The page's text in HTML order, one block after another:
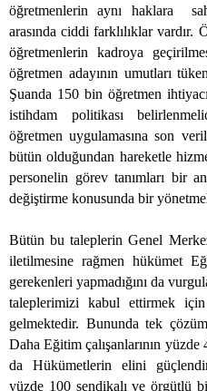
öğretmenlerin aynı haklara
arasında ciddi farklılıklar
öğretmenlerin kadroya
öğretmen adayının umutları
Şuanda 150 bin öğretmen
istihdam politikası
öğretmen uygulamasına son
bütün olduğundan hareketle
personelin görev tanımları bir
değiştirme konusunda bir
Bütün bu taleplerin Genel
iletilmesine rağmen hükümet
gerekenleri yapmadığını da
taleplerimizi kabul ettirmek için
gelmektedir. Bununda tek
Daha Eğitim çalışanlarının yüzde
da Hükümetlerin elini
yüzde 100 sendikalı ve örgütlü